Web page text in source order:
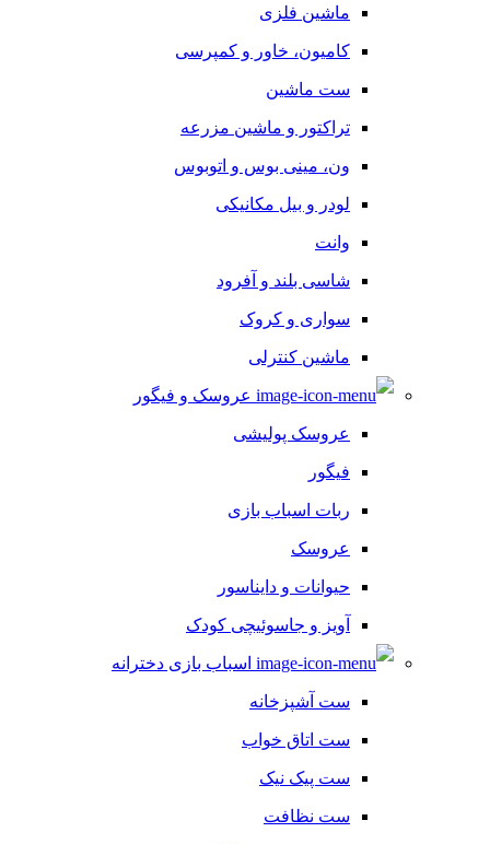
ماشین فلزی
کامیون، خاور و کمپرسی
ست ماشین
تراکتور و ماشین مزرعه
ون، مینی بوس و اتوبوس
لودر و بیل مکانیکی
وانت
شاسی بلند و آفرود
سواری و کروک
ماشین کنترلی
عروسک و فیگور
عروسک پولیشی
فیگور
ربات اسباب بازی
عروسک
حیوانات و دایناسور
آویز و جاسوئیچی کودک
اسباب بازی دخترانه
ست آشپزخانه
ست اتاق خواب
ست پیک نیک
ست نظافت